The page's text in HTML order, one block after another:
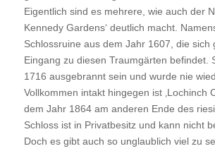
Eigentlich sind es mehrere, wie auch der
Kennedy Gardens‘ deutlich macht.
Schlossruine aus dem Jahr 1607, die sich
Eingang zu diesen Traumgärten befindet.
1716 ausgebrannt sein und wurde nie
Vollkommen intakt hingegen ist ‚Lochinch
dem Jahr 1864 am anderen Ende des
Schloss ist in Privatbesitz und kann nicht
Doch es gibt auch so unglaublich viel zu